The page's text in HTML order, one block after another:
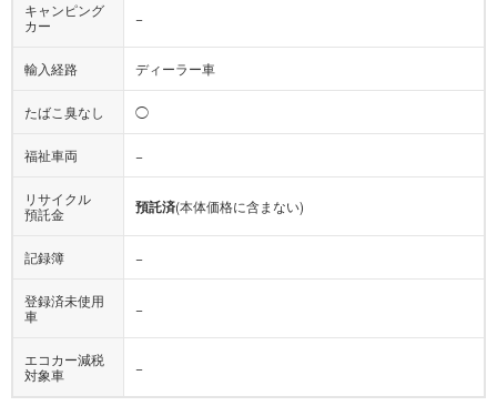
キャンピング
カー
−
輸入経路 ディーラー車
たばこ臭なし ◯
福祉車両 −
リサイクル
預託金
預託済(本体価格に含まない)
記録簿 −
登録済未使用
車
−
エコカー減税
対象車
−